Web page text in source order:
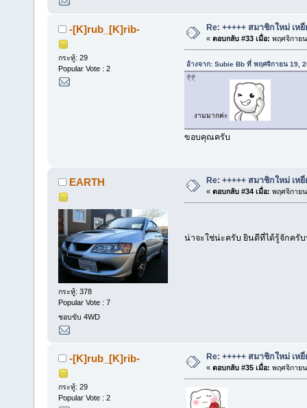
-[K]rub_[K]rib-
กระทู้: 29
Popular Vote : 2
Re: +++++ สมาชิกใหม่ เห
« ตอบกลับ #33 เมื่อ: พฤศจิกาย
อ้างจาก: Subie Bb ที่ พฤศจิกายน 19,
งามมากค่ะ
ขอบคุณครับ
EARTH
กระทู้: 378
Popular Vote : 7
ชอบขับ 4WD
Re: +++++ สมาชิกใหม่ เห
« ตอบกลับ #34 เมื่อ: พฤศจิกาย
น่าจะใช่น่ะครับ ยินดีที่ได้รู้จักครั
-[K]rub_[K]rib-
กระทู้: 29
Popular Vote : 2
Re: +++++ สมาชิกใหม่ เห
« ตอบกลับ #35 เมื่อ: พฤศจิกาย